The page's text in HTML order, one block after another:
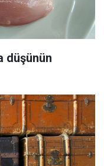
düşünün